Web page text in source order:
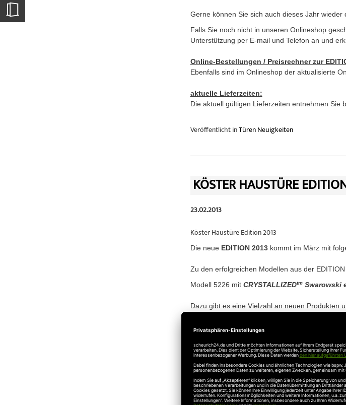
Gerne können Sie sich auch dieses Jahr wieder
Falls Sie noch nicht in unseren Onlineshop
Unterstützung per E-mail und Telefon an und
Online-Bestellungen / Preisrechner zur
Ebenfalls sind im Onlineshop der aktualisierte
aktuelle Lieferzeiten:
Die aktuell gültigen Lieferzeiten entnehmen Sie
Veröffentlicht inTüren Neuigkeiten
KÖSTER HAUSTÜRE
23.02.2013
Köster Haustüre Edition 2013
Die neue EDITION 2013kommt im März mit
Zu den erfolgreichen Modellen aus der
Modell 5226 mit CRYSTALLIZEDtmSwarowski
Dazu gibt es eine Vielzahl an neuen Produkten
- Briefkastenanlage Standard und Exklusiv
- Design-Funkschlüssel für
- flache Edelstahl-Sicherheitsrosetten
- Griffe mit Echtholz Wenge in verschiedenen
- passender Innendrücker auf Rosette mit
- quadratischer Edelstahl-Innendrücker auf